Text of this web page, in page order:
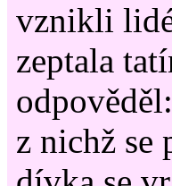
vznikli
zeptala
z nichž se